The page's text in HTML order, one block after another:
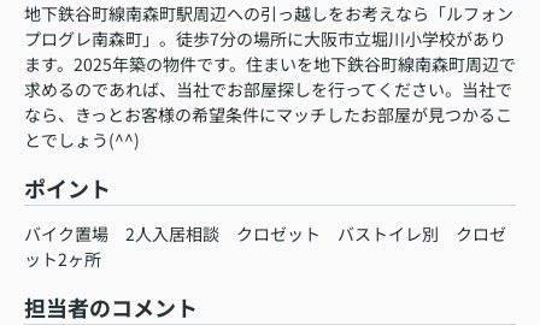
地下鉄谷町線南森町駅周辺への引っ越しをお考えなら「ルフォン
プログレ南森町」。徒歩7分の場所に大阪市立堀川小学校があり
ます。2025年築の物件です。住まいを地下鉄谷町線南森町周辺で
求めるのであれば、当社でお部屋探しを行ってください。当社で
なら、きっとお客様の希望条件にマッチしたお部屋が見つかるこ
とでしょう(^^)
ポイント
バイク置場 2人入居相談 クロゼット バストイレ別
クロゼ
ット2ヶ所
担当者のコメント